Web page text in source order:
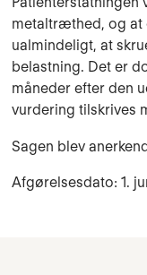
metaltræthed, og at
ualmindeligt, at
belastning. Det er
måneder efter den
vurdering tilskrives
Sagen blev
Afgørelsesdato: 1.